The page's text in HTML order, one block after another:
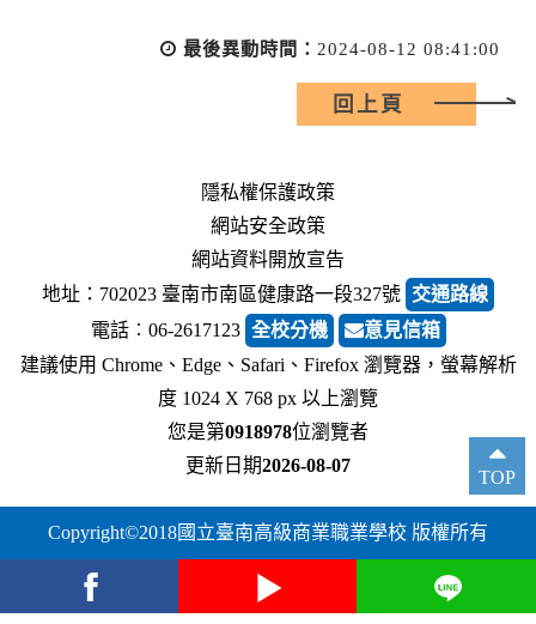
最後異動時間： 2024-08-12 08:41:00
回上頁
隱私權保護政策
網站安全政策
網站資料開放宣告
地址：702023 臺南市南區健康路一段327號 交通路線
電話︰06-2617123 全校分機
意見信箱
建議使用 Chrome、Edge、Safari、Firefox 瀏覽器，螢幕解析
度 1024 X 768 px 以上瀏覽
您是第0918978位瀏覽者
更新日期2026-08-07
Copyright©2018國立臺南高級商業職業學校 版權所有
TOP